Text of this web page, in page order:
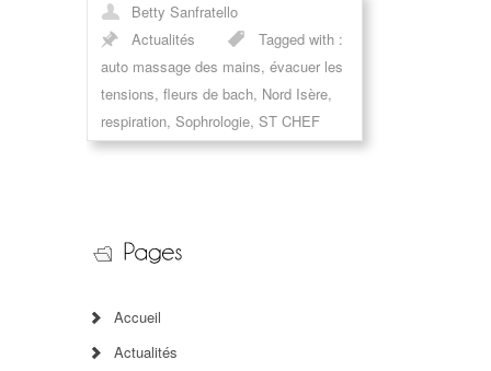
Betty Sanfratello
Actualités
Tagged with :
auto massage des mains, évacuer les
tensions, fleurs de bach, Nord Isère,
respiration, Sophrologie, ST CHEF
Accueil
Actualités